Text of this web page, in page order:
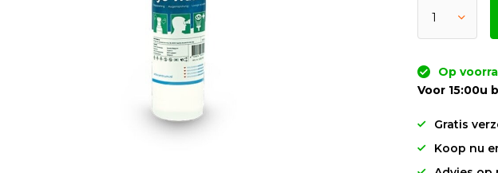
Op
Voor 15:00u
Gratis
Koop nu